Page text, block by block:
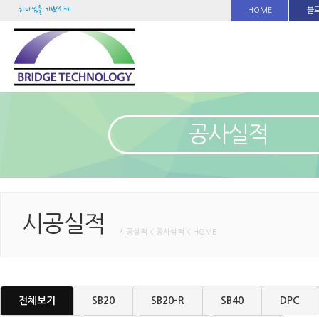
하나님을 기쁘시게 HOME 블
공사실적
시공실적 시공실적 < 공사실적 < HOME
전체보기 SB20 SB20-R SB40 DPC